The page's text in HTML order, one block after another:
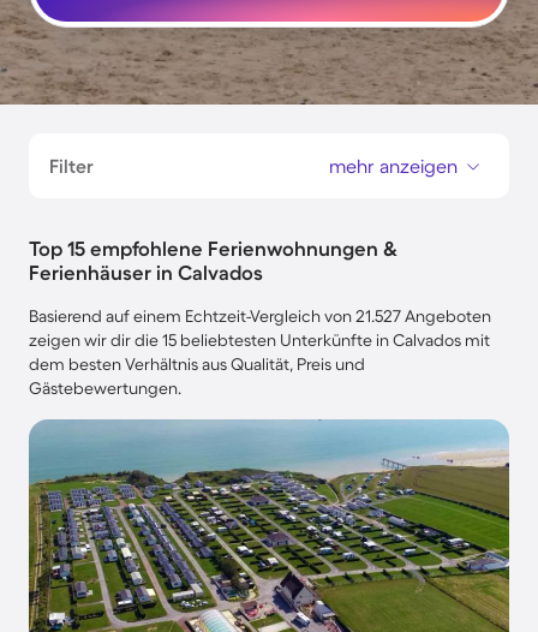
Filter mehr anzeigen
Top 15 empfohlene Ferienwohnungen &
Ferienhäuser in Calvados
Basierend auf einem Echtzeit-Vergleich von 21.527 Angeboten
zeigen wir dir die 15 beliebtesten Unterkünfte in Calvados mit
dem besten Verhältnis aus Qualität, Preis und
Gästebewertungen.